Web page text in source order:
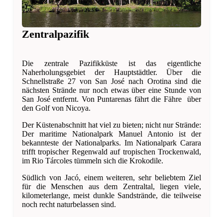
Zentralpazifik
Die zentrale Pazifikküste ist das eigentliche
Naherholungsgebiet der Hauptstädtler. Über die
Schnellstraße 27 von San José nach Orotina sind die
nächsten Strände nur noch etwas über eine Stunde von
San José entfernt. Von Puntarenas fährt die Fähre über
den Golf von Nicoya.
Der Küstenabschnitt hat viel zu bieten; nicht nur Strände:
Der maritime Nationalpark Manuel Antonio ist der
bekannteste der Nationalparks. Im Nationalpark Carara
trifft tropischer Regenwald auf tropischen Trockenwald,
im Rio Tárcoles tümmeln sich die Krokodile.
Südlich von Jacó, einem weiteren, sehr beliebtem Ziel
für die Menschen aus dem Zentraltal, liegen viele,
kilometerlange, meist dunkle Sandstrände, die teilweise
noch recht naturbelassen sind.